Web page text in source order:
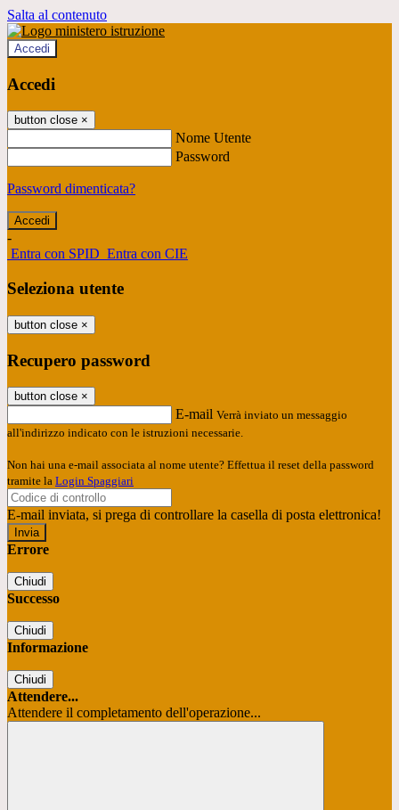
Salta al contenuto
Accedi
Accedi
button close ×
Nome Utente
Password
Password dimenticata?
-
Entra con SPID Entra con CIE
Seleziona utente
button close ×
Recupero password
button close ×
E-mail Verrà inviato un messaggio
all'indirizzo indicato con le istruzioni necessarie.
Non hai una e-mail associata al nome utente? Effettua il reset della password
tramite la Login Spaggiari
E-mail inviata, si prega di controllare la casella di posta elettronica!
Errore
Chiudi
Successo
Chiudi
Informazione
Chiudi
Attendere...
Attendere il completamento dell'operazione...